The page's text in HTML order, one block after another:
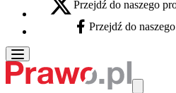
X - otwiera się w nowej karcie
Przejdź do naszego
Facebook - otwiera się w
Przejdź do